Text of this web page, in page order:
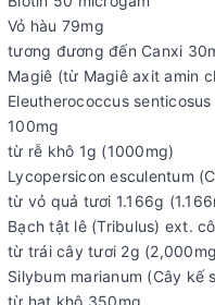
Vỏ hàu 79mg
tương đương đến Canxi
Magiê (từ Magiê axit amin
Eleutherococcus
100mg
từ rễ khô 1g (1000mg)
Lycopersicon esculentum
từ vỏ quả tươi 1.166g
Bạch tật lê (Tribulus) ext.
từ trái cây tươi 2g
Silybum marianum (Cây kế
từ hạt khô 350mg